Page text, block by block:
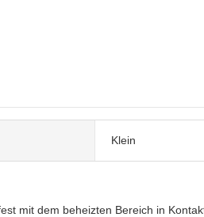
Klein
mit dem beheizten Bereich in